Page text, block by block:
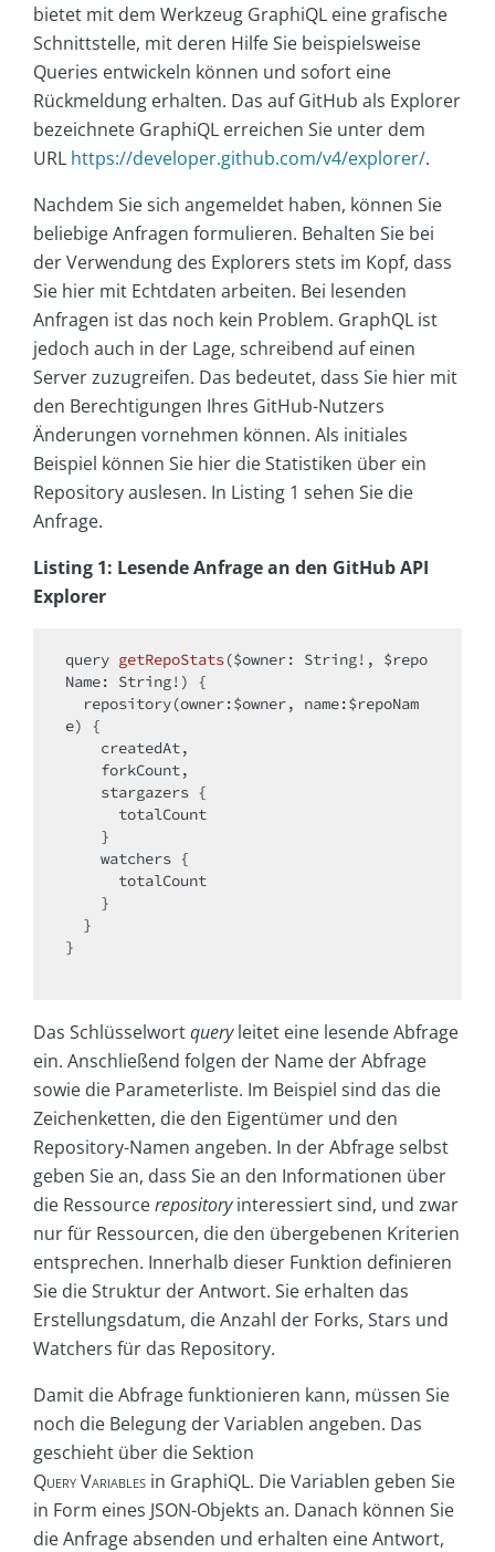
bietet mit dem Werkzeug GraphiQL eine grafische
Schnittstelle, mit deren Hilfe Sie beispielsweise
Queries entwickeln können und sofort eine
Rückmeldung erhalten. Das auf GitHub als Explorer
bezeichnete GraphiQL erreichen Sie unter dem
URL https://developer.github.com/v4/explorer/.
Nachdem Sie sich angemeldet haben, können Sie
beliebige Anfragen formulieren. Behalten Sie bei
der Verwendung des Explorers stets im Kopf, dass
Sie hier mit Echtdaten arbeiten. Bei lesenden
Anfragen ist das noch kein Problem. GraphQL ist
jedoch auch in der Lage, schreibend auf einen
Server zuzugreifen. Das bedeutet, dass Sie hier mit
den Berechtigungen Ihres GitHub-Nutzers
Änderungen vornehmen können. Als initiales
Beispiel können Sie hier die Statistiken über ein
Repository auslesen. In Listing 1 sehen Sie die
Anfrage.
Listing 1: Lesende Anfrage an den GitHub API
Explorer
query getRepoStats($owner: String!, $repo
Name: String!)
{
e) {
}
Das Schlüsselwortqueryleitet eine lesende Abfrage
ein. Anschließend folgen der Name der Abfrage
sowie die Parameterliste. Im Beispiel sind das die
Zeichenketten, die den Eigentümer und den
Repository-Namen angeben. In der Abfrage selbst
geben Sie an, dass Sie an den Informationen über
die Ressourcerepositoryinteressiert sind, und zwar
nur für Ressourcen, die den übergebenen Kriterien
entsprechen. Innerhalb dieser Funktion definieren
Sie die Struktur der Antwort. Sie erhalten das
Erstellungsdatum, die Anzahl der Forks, Stars und
Watchers für das Repository.
Damit die Abfrage funktionieren kann, müssen Sie
noch die Belegung der Variablen angeben. Das
geschieht über die Sektion
Query Variables in GraphiQL. Die Variablen geben Sie
in Form eines JSON-Objekts an. Danach können Sie
die Anfrage absenden und erhalten eine Antwort,